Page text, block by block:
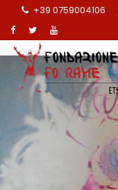
+39 0759004106